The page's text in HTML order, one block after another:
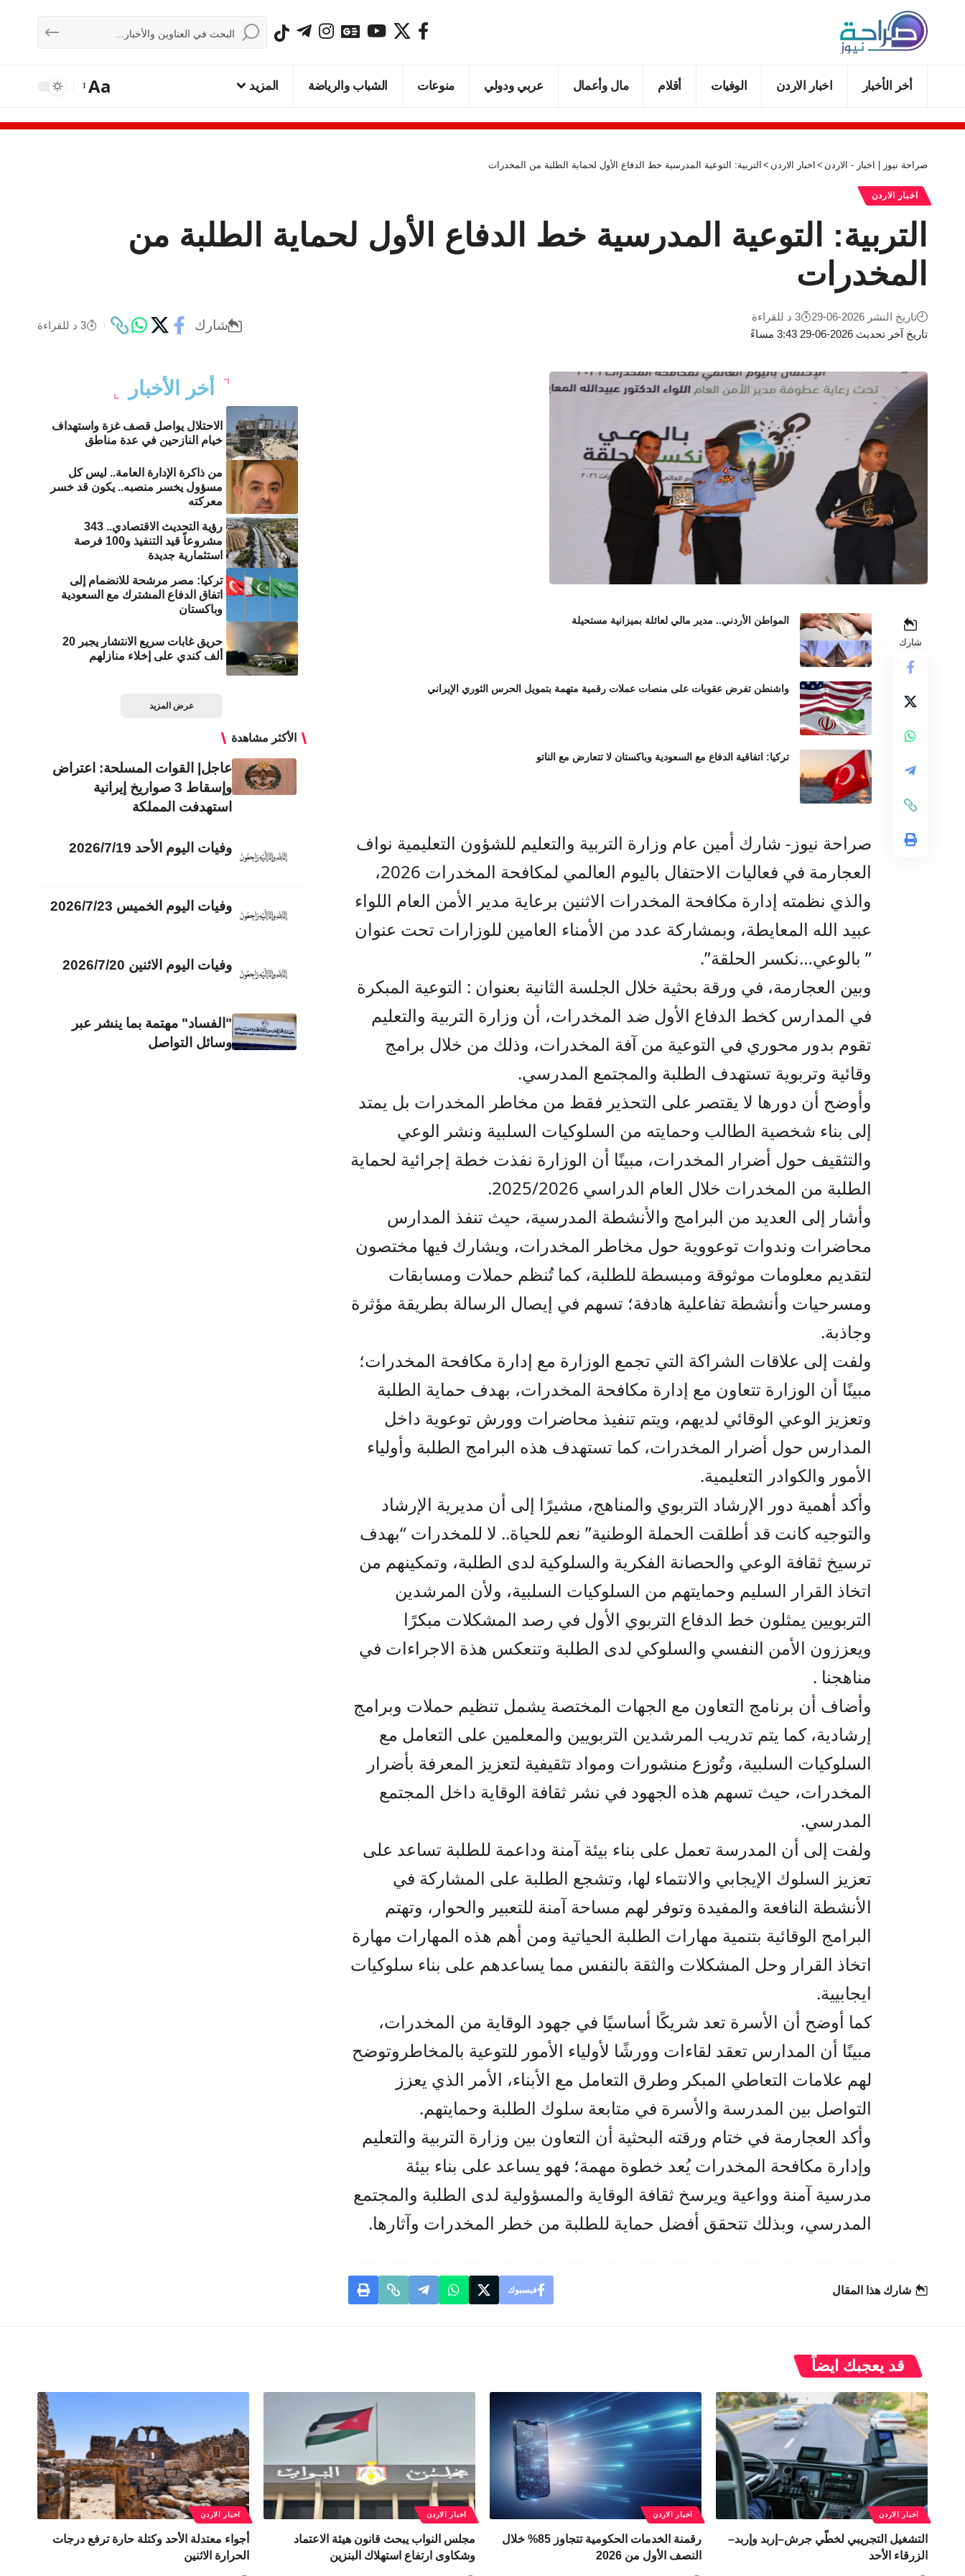
أخر الأخبار اخبار الاردن الوفيات أقلام مال وأعمال عربي ودولي منوعات الشباب والرياضة المزيد Aa
صراحة نيوز | اخبار - الاردن > اخبار الاردن > التربية: التوعية المدرسية خط الدفاع الأول لحماية الطلبة من المخدرات
اخبار الاردن
التربية: التوعية المدرسية خط الدفاع الأول لحماية الطلبة من
المخدرات
تاريخ آخر تحديث 2026-06-29 3:43 مساءً
تاريخ النشر 2026-06-29 3 د للقراءة
شارك 3 د للقراءة
شارك
المواطن الأردني.. مدير مالي لعائلة بميزانية مستحيلة
واشنطن تفرض عقوبات على منصات عملات رقمية متهمة بتمويل الحرس الثوري الإيراني
تركيا: اتفاقية الدفاع مع السعودية وباكستان لا تتعارض مع الناتو
صراحة نيوز- شارك أمين عام وزارة التربية والتعليم للشؤون التعليمية نواف
العجارمة في فعاليات الاحتفال باليوم العالمي لمكافحة المخدرات 2026،
والذي نظمته إدارة مكافحة المخدرات الاثنين برعاية مدير الأمن العام اللواء
عبيد الله المعايطة، وبمشاركة عدد من الأمناء العامين للوزارات تحت عنوان
” بالوعي…نكسر الحلقة”.
وبين العجارمة، في ورقة بحثية خلال الجلسة الثانية بعنوان : التوعية المبكرة
في المدارس كخط الدفاع الأول ضد المخدرات، أن وزارة التربية والتعليم
تقوم بدور محوري في التوعية من آفة المخدرات، وذلك من خلال برامج
وقائية وتربوية تستهدف الطلبة والمجتمع المدرسي.
وأوضح أن دورها لا يقتصر على التحذير فقط من مخاطر المخدرات بل يمتد
إلى بناء شخصية الطالب وحمايته من السلوكيات السلبية ونشر الوعي
والتثقيف حول أضرار المخدرات، مبينًا أن الوزارة نفذت خطة إجرائية لحماية
الطلبة من المخدرات خلال العام الدراسي 2025/2026.
وأشار إلى العديد من البرامج والأنشطة المدرسية، حيث تنفذ المدارس
محاضرات وندوات توعووية حول مخاطر المخدرات، ويشارك فيها مختصون
لتقديم معلومات موثوقة ومبسطة للطلبة، كما تُنظم حملات ومسابقات
ومسرحيات وأنشطة تفاعلية هادفة؛ تسهم في إيصال الرسالة بطريقة مؤثرة
وجاذبة.
ولفت إلى علاقات الشراكة التي تجمع الوزارة مع إدارة مكافحة المخدرات؛
مبينًا أن الوزارة تتعاون مع إدارة مكافحة المخدرات، بهدف حماية الطلبة
وتعزيز الوعي الوقائي لديهم، ويتم تنفيذ محاضرات وورش توعوية داخل
المدارس حول أضرار المخدرات، كما تستهدف هذه البرامج الطلبة وأولياء
الأمور والكوادر التعليمية.
وأكد أهمية دور الإرشاد التربوي والمناهج، مشيرًا إلى أن مديرية الإرشاد
والتوجيه كانت قد أطلقت الحملة الوطنية” نعم للحياة.. لا للمخدرات “بهدف
ترسيخ ثقافة الوعي والحصانة الفكرية والسلوكية لدى الطلبة، وتمكينهم من
اتخاذ القرار السليم وحمايتهم من السلوكيات السلبية، ولأن المرشدين
التربويين يمثلون خط الدفاع التربوي الأول في رصد المشكلات مبكرًا
ويعززون الأمن النفسي والسلوكي لدى الطلبة وتنعكس هذة الاجراءات في
مناهجنا .
وأضاف أن برنامج التعاون مع الجهات المختصة يشمل تنظيم حملات وبرامج
إرشادية، كما يتم تدريب المرشدين التربويين والمعلمين على التعامل مع
السلوكيات السلبية، وتُوزع منشورات ومواد تثقيفية لتعزيز المعرفة بأضرار
المخدرات، حيث تسهم هذه الجهود في نشر ثقافة الوقاية داخل المجتمع
المدرسي.
ولفت إلى أن المدرسة تعمل على بناء بيئة آمنة وداعمة للطلبة تساعد على
تعزيز السلوك الإيجابي والانتماء لها، وتشجع الطلبة على المشاركة في
الأنشطة النافعة والمفيدة وتوفر لهم مساحة آمنة للتعبير والحوار، وتهتم
البرامج الوقائية بتنمية مهارات الطلبة الحياتية ومن أهم هذه المهارات مهارة
اتخاذ القرار وحل المشكلات والثقة بالنفس مما يساعدهم على بناء سلوكيات
ايجابيية.
كما أوضح أن الأسرة تعد شريكًا أساسيًا في جهود الوقاية من المخدرات،
مبينًا أن المدارس تعقد لقاءات وورشًا لأولياء الأمور للتوعية بالمخاطروتوضح
لهم علامات التعاطي المبكر وطرق التعامل مع الأبناء، الأمر الذي يعزز
التواصل بين المدرسة والأسرة في متابعة سلوك الطلبة وحمايتهم.
وأكد العجارمة في ختام ورقته البحثية أن التعاون بين وزارة التربية والتعليم
وإدارة مكافحة المخدرات يُعد خطوة مهمة؛ فهو يساعد على بناء بيئة
مدرسية آمنة وواعية ويرسخ ثقافة الوقاية والمسؤولية لدى الطلبة والمجتمع
المدرسي، وبذلك تتحقق أفضل حماية للطلبة من خطر المخدرات وآثارها.
شارك هذا المقال فيسبوك
أخر الأخبار
الاحتلال يواصل قصف غزة واستهداف
خيام النازحين في عدة مناطق
من ذاكرة الإدارة العامة.. ليس كل
مسؤول يخسر منصبه.. يكون قد خسر
معركته
رؤية التحديث الاقتصادي.. 343
مشروعاً قيد التنفيذ و100 فرصة
استثمارية جديدة
تركيا: مصر مرشحة للانضمام إلى
اتفاق الدفاع المشترك مع السعودية
وباكستان
حريق غابات سريع الانتشار يجبر 20
ألف كندي على إخلاء منازلهم
عرض المزيد
الأكثر مشاهدة
عاجل| القوات المسلحة: اعتراض
وإسقاط 3 صواريخ إيرانية
استهدفت المملكة
وفيات اليوم الأحد 2026/7/19
وفيات اليوم الخميس 2026/7/23
وفيات اليوم الاثنين 2026/7/20
"الفساد" مهتمة بما ينشر عبر
وسائل التواصل
قد يعجبك ايضاً
اخبار الاردن
التشغيل التجريبي لخطّي جرش–إربد وإربد–
الزرقاء الأحد
اخبار الاردن
رقمنة الخدمات الحكومية تتجاوز 85% خلال
النصف الأول من 2026
اخبار الاردن
مجلس النواب يبحث قانون هيئة الاعتماد
وشكاوى ارتفاع استهلاك البنزين
اخبار الاردن
أجواء معتدلة الأحد وكتلة حارة ترفع درجات
الحرارة الاثنين